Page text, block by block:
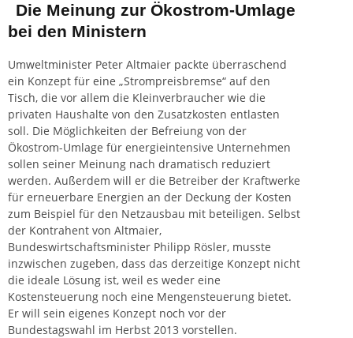
Die Meinung zur Ökostrom-Umlage
bei den Ministern
Umweltminister Peter Altmaier packte überraschend
ein Konzept für eine „Strompreisbremse“ auf den
Tisch, die vor allem die Kleinverbraucher wie die
privaten Haushalte von den Zusatzkosten entlasten
soll. Die Möglichkeiten der Befreiung von der
Ökostrom-Umlage für energieintensive Unternehmen
sollen seiner Meinung nach dramatisch reduziert
werden. Außerdem will er die Betreiber der Kraftwerke
für erneuerbare Energien an der Deckung der Kosten
zum Beispiel für den Netzausbau mit beteiligen. Selbst
der Kontrahent von Altmaier,
Bundeswirtschaftsminister Philipp Rösler, musste
inzwischen zugeben, dass das derzeitige Konzept nicht
die ideale Lösung ist, weil es weder eine
Kostensteuerung noch eine Mengensteuerung bietet.
Er will sein eigenes Konzept noch vor der
Bundestagswahl im Herbst 2013 vorstellen.